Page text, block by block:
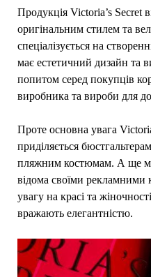
Продукція Victoria’s Secret
оригінальним стилем та
спеціалізується на
має естетичний дизайн та
попитом серед покупців
виробника та вироби для
Проте основна увага
приділяється
пляжним костюмам. А ще
відома своїми рекламними
увагу на красі та
вражають елегантністю.